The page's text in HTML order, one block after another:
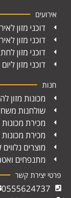
אירועים
דוכני מזון
דוכני מזון
דוכני מזון
דוכני מזון
חנות
מכונות מזון
שולחנות
מכירת
מכירת מכונות
מוצרים נלווים
מתנפחים
פרטי יצירת קשר
0555624737